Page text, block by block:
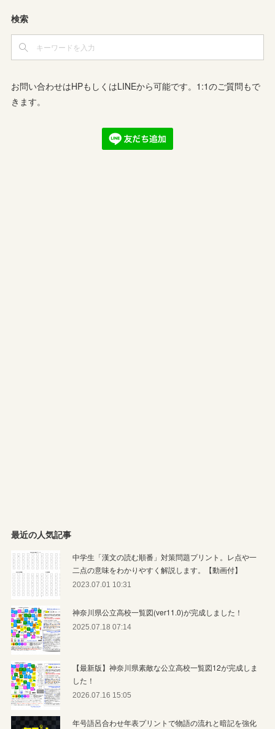
検索
お問い合わせはHPもしくはLINEから可能です。1:1のご質問もで
きます。
最近の人気記事
中学生「漢文の読む順番」対策問題プリント。レ点や一
二点の意味をわかりやすく解説します。【動画付】
2023.07.01 10:31
神奈川県公立高校一覧図(ver11.0)が完成しました！
2025.07.18 07:14
【最新版】神奈川県素敵な公立高校一覧図12が完成しま
した！
2026.07.16 15:05
年号語呂合わせ年表プリントで物語の流れと暗記を強化